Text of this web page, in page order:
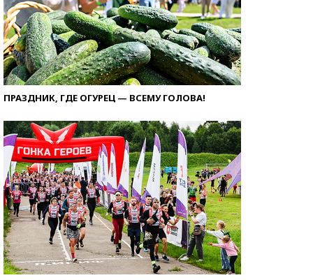
ПРАЗДНИК, ГДЕ ОГУРЕЦ — ВСЕМУ ГОЛОВА!